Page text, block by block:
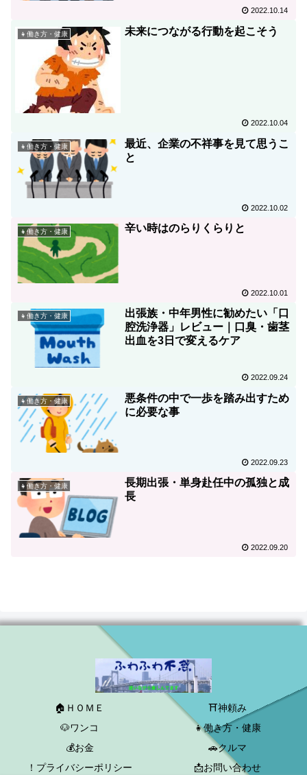
2022.10.14
👧働き方・健康 未来につながる行動を起こそう
2022.10.04
👧働き方・健康
最近、企業の不祥事を見て思うこ
と
2022.10.02
👧働き方・健康 辛い時はのらりくらりと
2022.10.01
👧働き方・健康
出張族・中年男性に勧めたい「口
腔洗浄器」レビュー｜口臭・歯茎
出血を3日で変えるケア
2022.09.24
👧働き方・健康
悪条件の中で一歩を踏み出すため
に必要な事
2022.09.23
👧働き方・健康
長期出張・単身赴任中の孤独と成
長
2022.09.20
🏠ＨＯＭＥ
⛩神頼み
🐶ワンコ
👧働き方・健康
💰お金
🚗クルマ
！プライバシーポリシー
📩お問い合わせ